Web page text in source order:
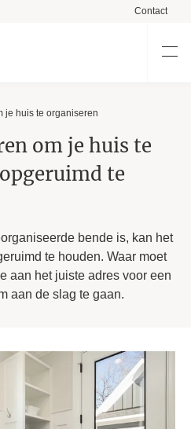
Contact
je huis te organiseren
om je huis te
te
bende is, kan het
te houden. Waar moet
aan het juiste adres voor een
aan de slag te gaan.